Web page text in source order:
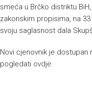
smeća u Brčko distriktu
zakonskim propisima, na
svoju saglasnost dala
Novi cjenovnik je
pogledati ovdje.